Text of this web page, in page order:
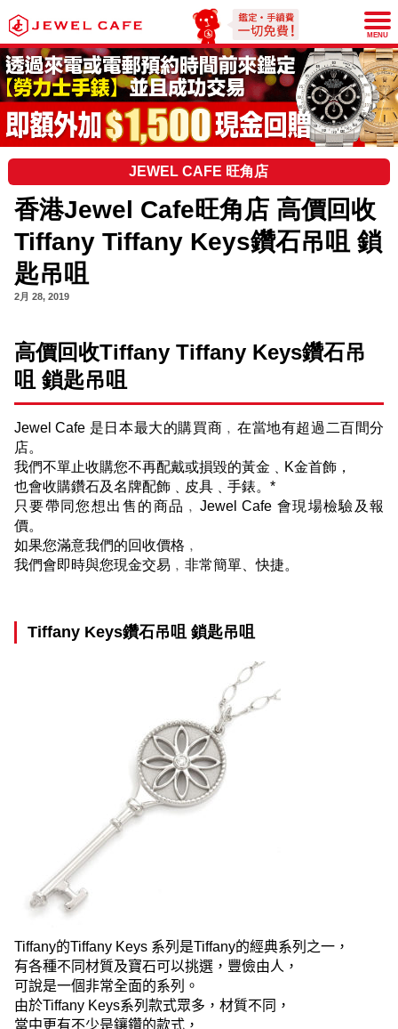
JEWEL CAFE
MENU
JEWEL CAFE 旺角店
香港Jewel Cafe旺角店 高價回收
Tiffany Tiffany Keys鑽石吊咀 鎖
匙吊咀
2月 28, 2019
高價回收Tiffany Tiffany Keys鑽石吊
咀 鎖匙吊咀
Jewel Cafe 是日本最大的購買商﹐在當地有超過二百間分
店。
我們不單止收購您不再配戴或損毀的黃金﹑
K金首飾，
也會收購鑽石及名牌配飾﹑皮具﹑手錶。*
只要帶同您想出售的商品﹐ Jewel Cafe 會現場檢驗及報
價。
如果您滿意我們的回收價格﹐
我們會即時與您現金交易﹐非常簡單、快捷。
Tiffany Keys鑽石吊咀 鎖匙吊咀
Tiffany的Tiffany Keys 系列是Tiffany的經典系列之一，
有各種不同材質及寶石可以挑選，豐儉由人，
可說是一個非常全面的系列。
由於Tiffany Keys系列款式眾多，材質不同，
當中更有不少是鑲鑽的款式，